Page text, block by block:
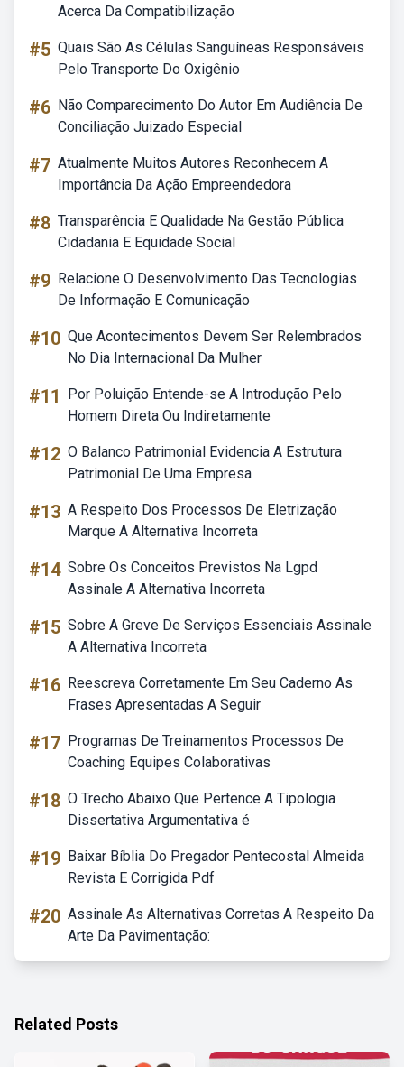
Acerca Da Compatibilização
#5 Quais São As Células Sanguíneas Responsáveis
Pelo Transporte Do Oxigênio
#6 Não Comparecimento Do Autor Em Audiência De
Conciliação Juizado Especial
#7 Atualmente Muitos Autores Reconhecem A
Importância Da Ação Empreendedora
#8 Transparência E Qualidade Na Gestão Pública
Cidadania E Equidade Social
#9 Relacione O Desenvolvimento Das Tecnologias
De Informação E Comunicação
#10 Que Acontecimentos Devem Ser Relembrados
No Dia Internacional Da Mulher
#11
Por Poluição Entende-se A Introdução Pelo
Homem Direta Ou Indiretamente
#12 O Balanco Patrimonial Evidencia A Estrutura
Patrimonial De Uma Empresa
#13 A Respeito Dos Processos De Eletrização
Marque A Alternativa Incorreta
#14 Sobre Os Conceitos Previstos Na Lgpd
Assinale A Alternativa Incorreta
#15 Sobre A Greve De Serviços Essenciais Assinale
A Alternativa Incorreta
#16 Reescreva Corretamente Em Seu Caderno As
Frases Apresentadas A Seguir
#17 Programas De Treinamentos Processos De
Coaching Equipes Colaborativas
#18 O Trecho Abaixo Que Pertence A Tipologia
Dissertativa Argumentativa é
#19 Baixar Bíblia Do Pregador Pentecostal Almeida
Revista E Corrigida Pdf
#20 Assinale As Alternativas Corretas A Respeito Da
Arte Da Pavimentação:
Related Posts